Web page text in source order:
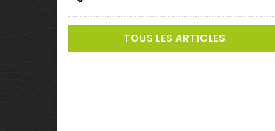
TOUS LES ARTICLES